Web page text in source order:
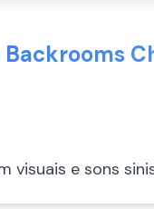
visuais e sons